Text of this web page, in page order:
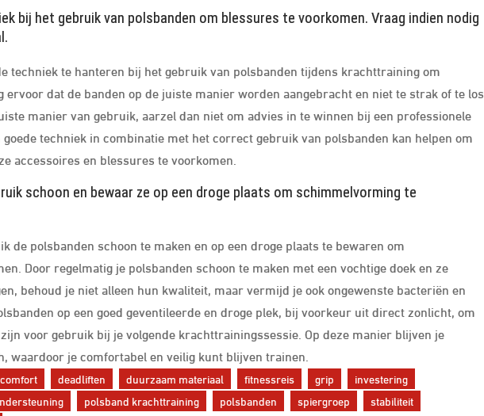
bij het gebruik van polsbanden om blessures te voorkomen. Vraag indien nodig
techniek te hanteren bij het gebruik van polsbanden tijdens krachttraining om
ervoor dat de banden op de juiste manier worden aangebracht en niet te strak of te los
manier van gebruik, aarzel dan niet om advies in te winnen bij een professionele
techniek in combinatie met het correct gebruik van polsbanden kan helpen om
accessoires en blessures te voorkomen.
schoon en bewaar ze op een droge plaats om schimmelvorming te
de polsbanden schoon te maken en op een droge plaats te bewaren om
Door regelmatig je polsbanden schoon te maken met een vochtige doek en ze
behoud je niet alleen hun kwaliteit, maar vermijd je ook ongewenste bacteriën en
op een goed geventileerde en droge plek, bij voorkeur uit direct zonlicht, om
voor gebruik bij je volgende krachttrainingssessie. Op deze manier blijven je
waardoor je comfortabel en veilig kunt blijven trainen.
comfort deadliften duurzaam materiaal fitnessreis grip
investering
polsband krachttraining polsbanden spiergroep
stabiliteit